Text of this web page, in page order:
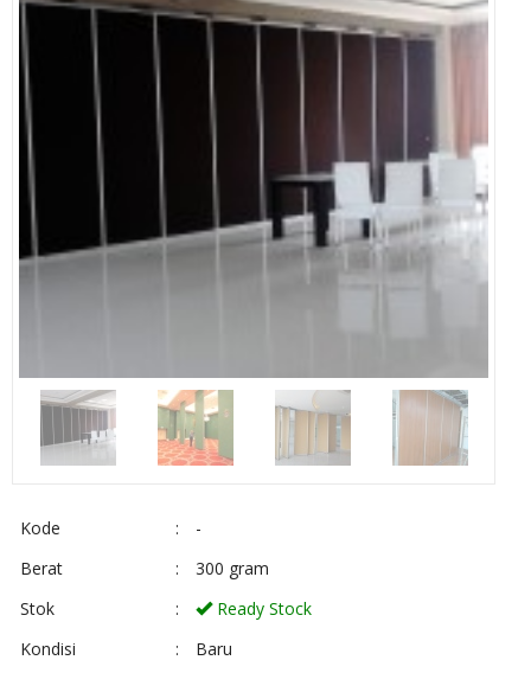
Kode :
-
Berat
:
300 gram
Stok
:
Ready Stock
Kondisi
:
Baru